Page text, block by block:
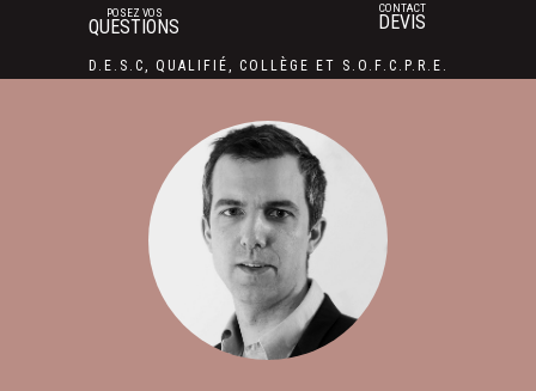
POSEZ VOS
QUESTIONS
CONTACT
DEVIS
D.E.S.C, QUALIFIÉ, COLLÈGE ET S.O.F.C.P.R.E.